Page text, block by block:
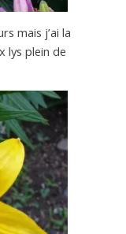
mais j’ai la
lys plein de